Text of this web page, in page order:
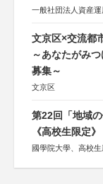
一般社団法人資産
文京区×交流都
～あなたがみ
募集～
文京区
第22回「地域
《高校生限定》
國學院大學、高校生